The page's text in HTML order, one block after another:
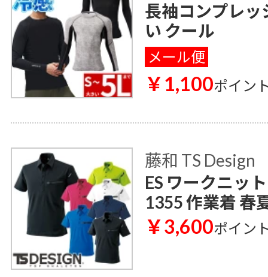
長袖コンプレッ
い クール
メール便
￥1,100ポイン
藤和 TS Design
ES ワークニッ
1355 作業着 春
￥3,600ポイン